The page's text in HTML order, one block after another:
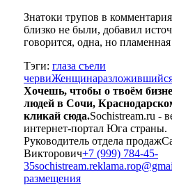
Знатоки трупов в
близко не были, добавил
говорится, одна, но пламенная
Тэги: глаза съели
червиЖенщина
Хочешь, чтобы о твоём
людей в Сочи,
кликай сюда.Sochistream.ru -
интернет-портал Юга страны.
Руководитель отдела продаж
Викторович+7 (999) 784-45-
35
размещения